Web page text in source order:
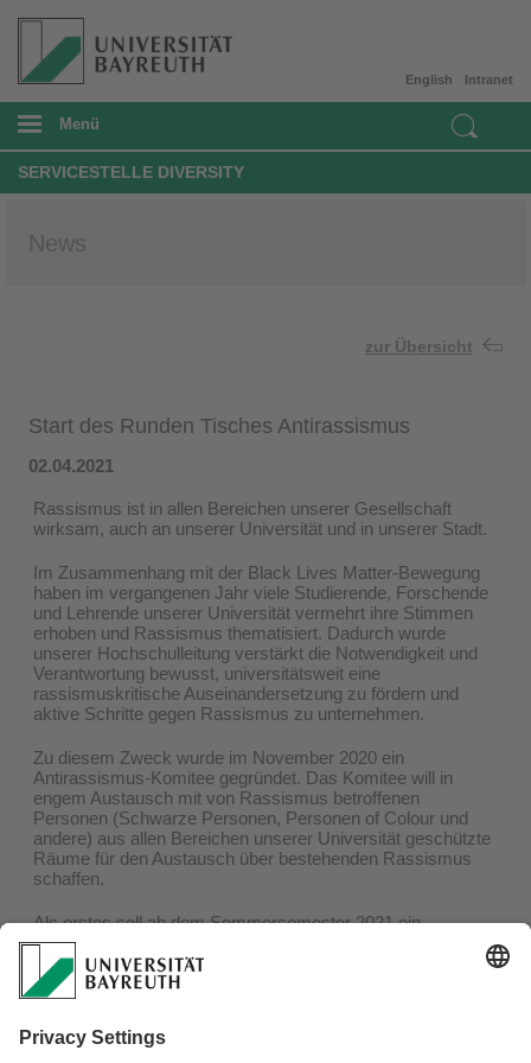
Intranet
English
Menü
SERVICESTELLE DIVERSITY
News
zur Übersicht
Start des Runden Tisches Antirassismus
02.04.2021
Rassismus ist in allen Bereichen unserer Gesellschaft
wirksam, auch an unserer Universität und in unserer Stadt.
Im Zusammenhang mit der Black Lives Matter-Bewegung
haben im vergangenen Jahr viele Studierende, Forschende
und Lehrende unserer Universität vermehrt ihre Stimmen
erhoben und Rassismus thematisiert. Dadurch wurde
unserer Hochschulleitung verstärkt die Notwendigkeit und
Verantwortung bewusst, universitätsweit eine
rassismuskritische Auseinandersetzung zu fördern und
aktive Schritte gegen Rassismus zu unternehmen.
Zu diesem Zweck wurde im November 2020 ein
Antirassismus-Komitee gegründet. Das Komitee will in
engem Austausch mit von Rassismus betroffenen
Personen (Schwarze Personen, Personen of Colour und
andere) aus allen Bereichen unserer Universität geschützte
Räume für den Austausch über bestehenden Rassismus
schaffen.
Als erstes soll ab dem Sommersemester 2021 ein
dauerhafter Runder Tisch Antirassismus eingerichtet
werden. Seine Ausgangsidee ist eine Bestandsaufnahme
von Rassismus an der Universität und in der Stadt Bayreuth
aus der Sicht der Betroffenen. Wie sich das
weiterentwickelt, soll gemeinsam erarbeitet werden.